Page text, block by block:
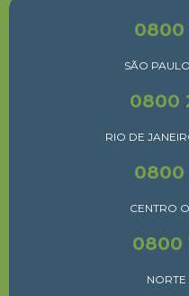
0800
SÃO
0800
RIO DE
0800
CENTRO
0800
NORTE